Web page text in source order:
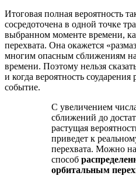
Итоговая полная вероятность
сосредоточена в одной точке
выбранном моменте времени,
перехвата. Она окажется
многим опасным сближениям
времени. Поэтому нельзя
и когда вероятность соударения
событие.
С увеличением
сближений до
растущая
приведет к
перехвата. Можно
способ
орбитальным